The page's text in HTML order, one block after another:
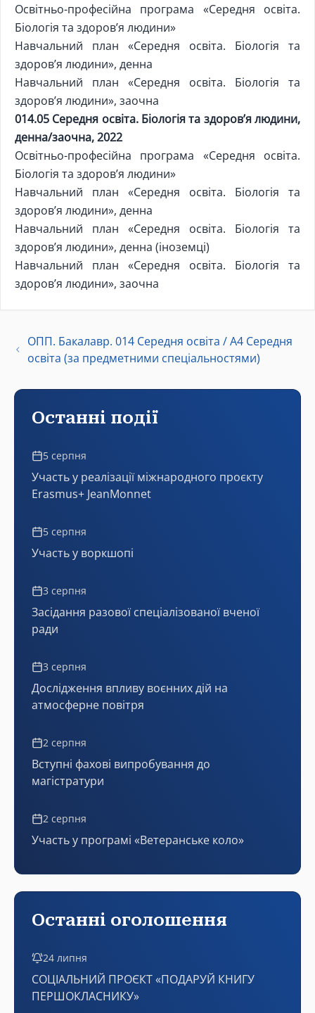
Освітньо-професійна програма «Середня освіта.
Біологія та здоров’я людини»
Навчальний план «Середня освіта. Біологія та
здоров’я людини», денна
Навчальний план «Середня освіта. Біологія та
здоров’я людини», заочна
014.05 Середня освіта. Біологія та здоров’я людини,
денна/заочна, 2022
Освітньо-професійна програма «Середня освіта.
Біологія та здоров’я людини»
Навчальний план «Середня освіта. Біологія та
здоров’я людини», денна
Навчальний план «Середня освіта. Біологія та
здоров’я людини», денна (іноземці)
Навчальний план «Середня освіта. Біологія та
здоров’я людини», заочна
ОПП. Бакалавр. 014 Середня освіта / А4 Середня
освіта (за предметними спеціальностями)
Останні події
5 серпня
Участь у реалізації міжнародного проєкту
Erasmus+ JeanMonnet
5 серпня
Участь у воркшопі
3 серпня
Засідання разової спеціалізованої вченої
ради
3 серпня
Дослідження впливу воєнних дій на
атмосферне повітря
2 серпня
Вступні фахові випробування до
магістратури
2 серпня
Участь у програмі «Ветеранське коло»
Останні оголошення
24 липня
СОЦІАЛЬНИЙ ПРОЄКТ «ПОДАРУЙ КНИГУ
ПЕРШОКЛАСНИКУ»